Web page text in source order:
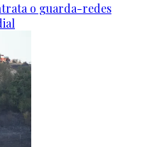
o guarda-redes